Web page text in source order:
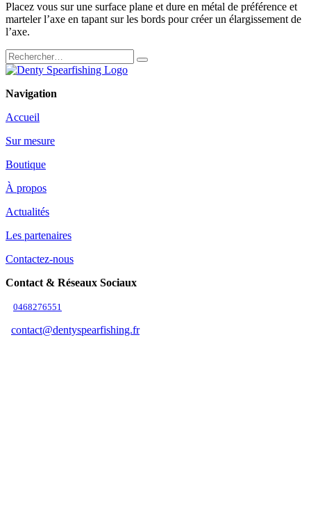
Placez vous sur une surface plane et dure en métal de préférence et
marteler l’axe en tapant sur les bords pour créer un élargissement de
l’axe.
Navigation
Accueil
Sur mesure
Boutique
À propos
Actualités
Les partenaires
Contactez-nous
Contact & Réseaux Sociaux
0468276551
contact@dentyspearfishing.fr